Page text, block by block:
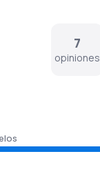
7
opiniones